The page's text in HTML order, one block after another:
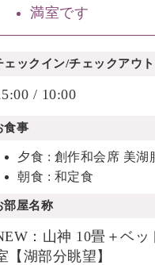
満室です
ェックイン/チェックアウト
/ 10:00
食事
夕食 : 創作和会席 美湖
朝食 : 和定食
部屋名称
：山神 10畳＋ベ
【湖部分眺望】